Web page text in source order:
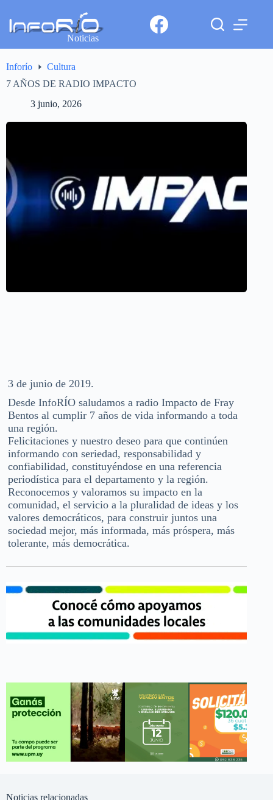
Noticias
Inforío
Cultura
7 AÑOS DE RADIO IMPACTO
3 junio, 2026
3 de junio de 2019.
Desde InfoRÍO saludamos a radio Impacto de Fray
Bentos al cumplir 7 años de vida informando a toda
una región.
Felicitaciones y nuestro deseo para que continúen
informando con seriedad, responsabilidad y
confiabilidad, constituyéndose en una referencia
periodística para el departamento y la región.
Reconocemos y valoramos su impacto en la
comunidad, el servicio a la pluralidad de ideas y los
valores democráticos, para construir juntos una
sociedad mejor, más informada, más próspera, más
tolerante, más democrática.
Noticias relacionadas